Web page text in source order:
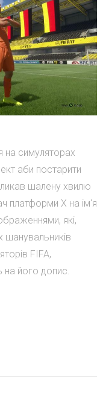
на симуляторах
аби постарити
шалену хвилю
платформи X на ім'я
які,
шанувальників
FIFA,
на його допис.